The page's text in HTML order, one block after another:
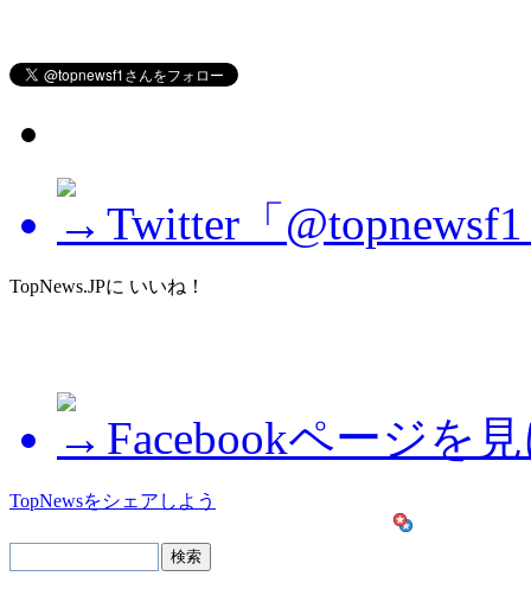
Twitter「
TopNews.JPに いいね！
Facebookページを
TopNewsをシェアしよう